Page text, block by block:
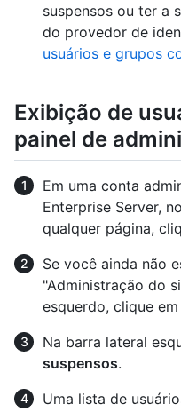
suspensos ou ter a
do provedor de
usuários e grupos
Exibição de
painel de
Em uma conta
Enterprise Server,
qualquer página,
Se você ainda não
"Administração do
esquerdo, clique em
Na barra lateral
suspensos.
Uma lista de